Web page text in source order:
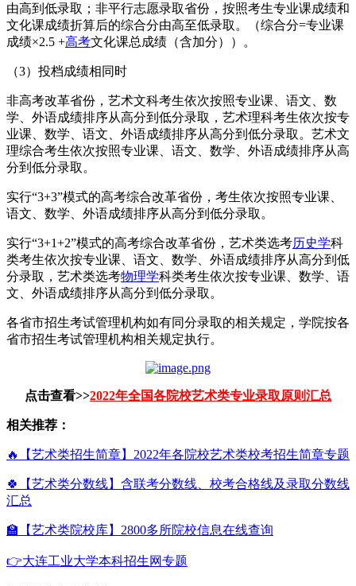
由高到低录取；非平行志愿录取省份，按照考生专业课成绩和
文化课成绩折算后的综合分由高至低录取。（综合分=专业课
成绩×2.5 +高考文化课总成绩（含加分））。
（3）投档成绩相同时
非高考改革省份，艺术文科考生依次按照专业课、语文、数
学、外语成绩排序从高分到低分录取，艺术理科考生依次按专
业课、数学、语文、外语成绩排序从高分到低分录取。艺术文
理综合考生依次按照专业课、语文、数学、外语成绩排序从高
分到低分录取。
实行“3+3”模式的高考综合改革省份，考生依次按照专业课、
语文、数学、外语成绩排序从高分到低分录取。
实行“3+1+2”模式的高考综合改革省份，艺术类选考历史学科
类考生依次按专业课、语文、数学、外语成绩排序从高分到低
分录取，艺术类选考物理学科类考生依次按专业课、数学、语
文、外语成绩排序从高分到低分录取。
各省市招生考试管理机构如有同分录取的相关规定，学院按各
省市招生考试管理机构相关规定执行。
点击查看>>2022年全国各院校艺术类专业录取原则汇总
相关推荐：
🔥【艺术类招生简章】2022年各院校艺术类校考招生简章专题
🍀【艺术类分数线】含联考分数线、校考合格线及录取分数线
汇总
🏫【艺术类院校库】2800多所院校信息在线查询
👉大连工业大学本科招生网专题